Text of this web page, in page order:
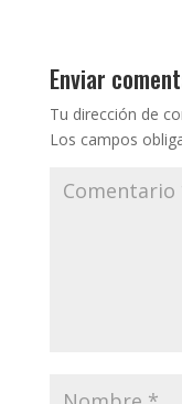
Enviar
Tu dirección de
Los campos